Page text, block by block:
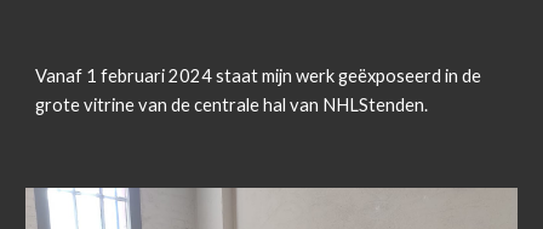
Vanaf 1 februari 2024 staat mijn werk geëxposeerd in de
grote vitrine van de centrale hal van NHLStenden.